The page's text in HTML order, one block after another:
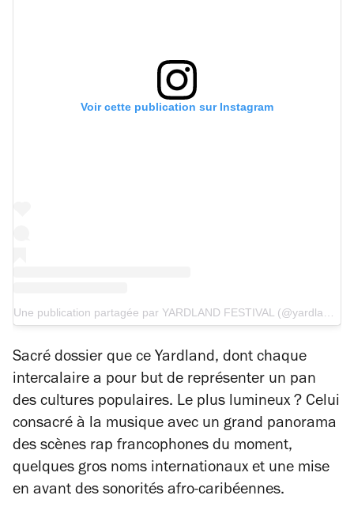
Voir cette publication sur Instagram
Une publication partagée par YARDLAND FESTIVAL (@yardland_)
Sacré dossier que ce Yardland, dont chaque
intercalaire a pour but de représenter un pan
des cultures populaires. Le plus lumineux ? Celui
consacré à la musique avec un grand panorama
des scènes rap francophones du moment,
quelques gros noms internationaux et une mise
en avant des sonorités afro-caribéennes.